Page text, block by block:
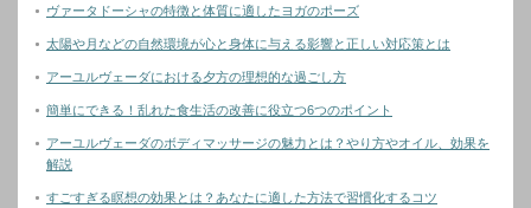
ヴァータドーシャの特徴と体質に適したヨガのポーズ
太陽や月などの自然環境が心と身体に与える影響と正しい対応策とは
アーユルヴェーダにおける夕方の理想的な過ごし方
簡単にできる！乱れた食生活の改善に役立つ6つのポイント
アーユルヴェーダのボディマッサージの魅力とは？やり方やオイル、効果を
解説
すごすぎる瞑想の効果とは？あなたに適した方法で習慣化するコツ